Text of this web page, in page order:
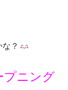
？
プニング